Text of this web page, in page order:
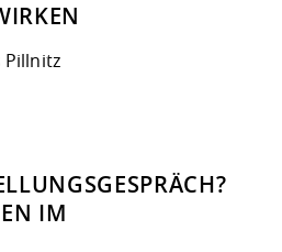
Pillnitz
IM